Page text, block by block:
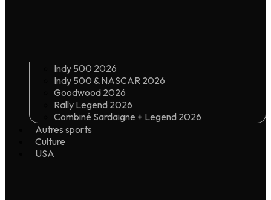
Indy 500 2026
Indy 500 & NASCAR 2026
Goodwood 2026
Rally Legend 2026
Combiné Sardaigne + Legend 2026
Autres sports
Culture
USA